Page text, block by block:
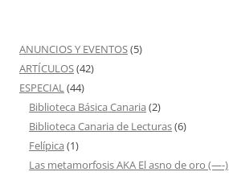
ANUNCIOS Y EVENTOS(5)
ARTÍCULOS(42)
ESPECIAL(44)
Biblioteca Básica Canaria (2)
Biblioteca Canaria de Lecturas(6)
Felípica (1)
Las metamorfosis AKA El asno de oro (—-)